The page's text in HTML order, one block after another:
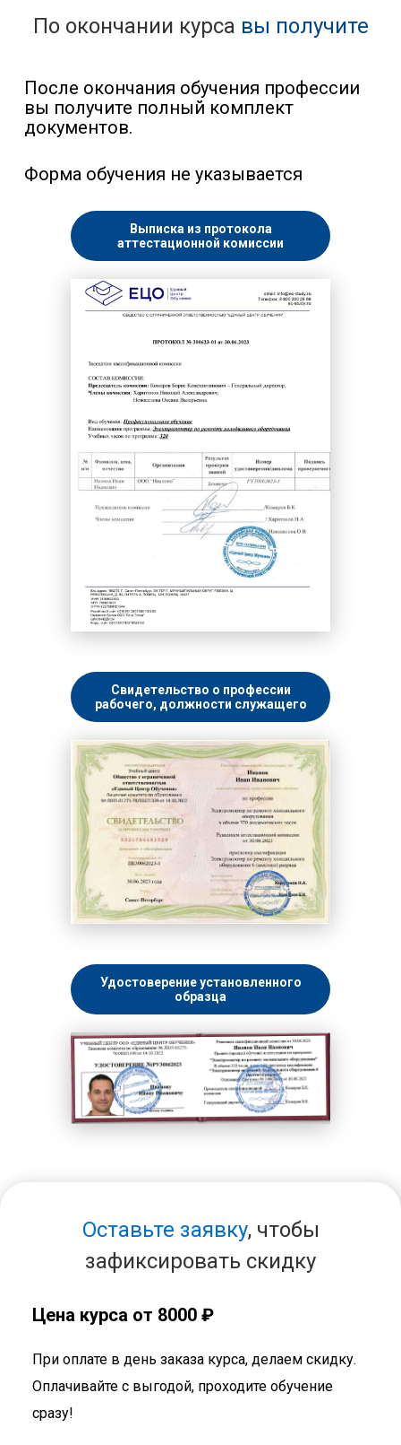
По окончании курса вы получите
После окончания обучения профессии
вы получите полный комплект
документов.
Форма обучения не указывается
Выписка из протокола
аттестационной комиссии
Свидетельство о профессии
рабочего, должности служащего
Удостоверение установленного
образца
Оставьте заявку, чтобы
зафиксировать скидку
Цена курса от 8000 ₽
При оплате в день заказа курса, делаем скидку.
Оплачивайте с выгодой, проходите обучение
сразу!